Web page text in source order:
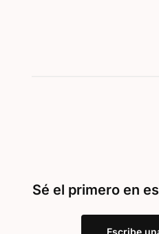
Sé el primero en
Escribe